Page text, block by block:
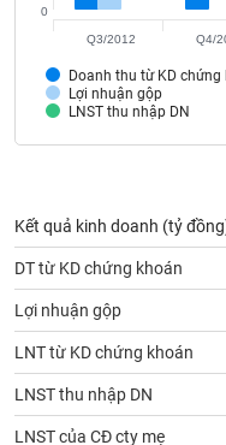
Lợi nhuận gộp
LNST thu nhập DN
Doanh thu từ KD chứng
0
Q3/2012 Q4/
Kết quả kinh doanh (tỷ
DT từ KD chứng khoán
Lợi nhuận gộp
LNT từ KD chứng khoán
LNST thu nhập DN
LNST của CĐ cty mẹ
TIỆN
ÍCH
BẤT
ĐỘNG
Mã
chứng
khoán
(-)